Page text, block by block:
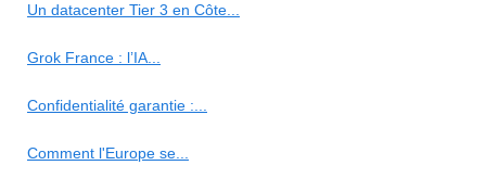
Un datacenter Tier 3 en Côte...
Grok France : l’IA...
Confidentialité garantie :...
Comment l'Europe se...